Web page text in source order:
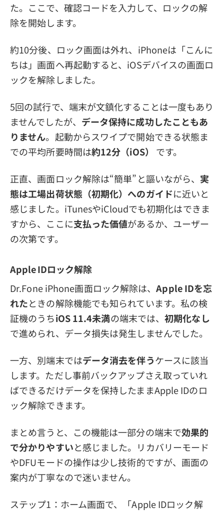
た。ここで、確認コードを入力して、ロックの解
除を開始します。
約10分後、ロック画面は外れ、iPhoneは「こんに
ちは」画面へ再起動すると、iOSデバイスの画面ロ
ックを解除しました。
5回の試行で、端末が文鎮化することは一度もあり
ませんでしたが、 データ保持に成功したこともあ
りません。起動からスワイプで開始できる状態ま
での平均所要時間は約12分（iOS） です。
正直、画面ロック解除は“簡単”と謳いながら、 実
態は工場出荷状態（初期化）へのガイドに近いと
感じました。iTunesやiCloudでも初期化はできま
すから、ここに支払った価値があるか、ユーザー
の次第です。
Apple IDロック解除
Dr.Fone iPhone画面ロック解除は、Apple IDを忘
れたときの解除機能でも知られています。私の検
証機のうちiOS 11.4未満の端末では、初期化なし
で進められ、データ損失は発生しませんでした。
一方、別端末ではデータ消去を伴うケースに該当
します。ただし事前バックアップさえ取っていれ
ばできるだけデータを保持したままApple IDのロ
ック解除できます。
まとめ言うと、この機能は一部分の端末で効果的
で分かりやすいと感じました。リカバリーモード
やDFUモードの操作は少し技術的ですが、画面の
案内が丁寧なので迷いません。
ステップ1：ホーム画面で、「Apple IDロック解